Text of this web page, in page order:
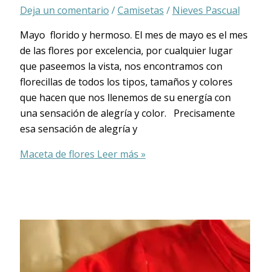
Deja un comentario /Camisetas / Nieves Pascual
Mayo florido y hermoso. El mes de mayo es el mes
de las flores por excelencia, por cualquier lugar
que paseemos la vista, nos encontramos con
florecillas de todos los tipos, tamaños y colores
que hacen que nos llenemos de su energía con
una sensación de alegría y color. Precisamente
esa sensación de alegría y
Maceta de flores Leer más »